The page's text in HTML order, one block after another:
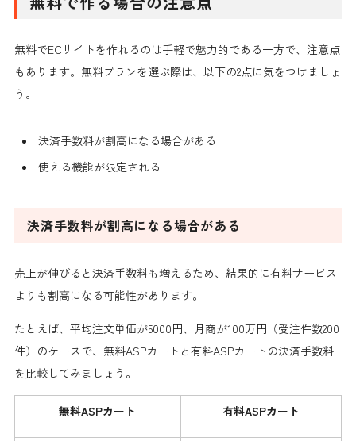
無料でECサイトを作れるのは手軽で魅力的である一方で、注意点
もあります。無料プランを選ぶ際は、以下の2点に気をつけましょ
う。
決済手数料が割高になる場合がある
使える機能が限定される
決済手数料が割高になる場合がある
売上が伸びると決済手数料も増えるため、結果的に有料サービス
よりも割高になる可能性があります。
たとえば、平均注文単価が5000円、月商が100万円（受注件数200
件）のケースで、無料ASPカートと有料ASPカートの決済手数料
を比較してみましょう。
無料ASPカート 有料ASPカート